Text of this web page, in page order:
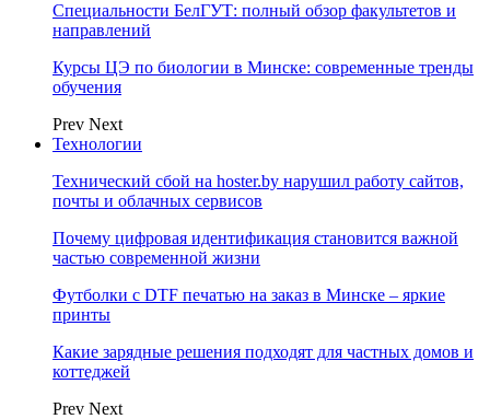
Специальности БелГУТ: полный обзор факультетов и
направлений
Курсы ЦЭ по биологии в Минске: современные тренды
обучения
Prev Next
Технологии
Технический сбой на hoster.by нарушил работу сайтов,
почты и облачных сервисов
Почему цифровая идентификация становится важной
частью современной жизни
Футболки с DTF печатью на заказ в Минске – яркие
принты
Какие зарядные решения подходят для частных домов и
коттеджей
Prev Next